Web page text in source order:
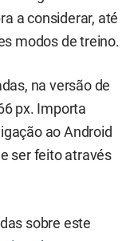
a considerar, até
modos de treino.
na versão de
px. Importa
ao Android
ser feito através
sobre este